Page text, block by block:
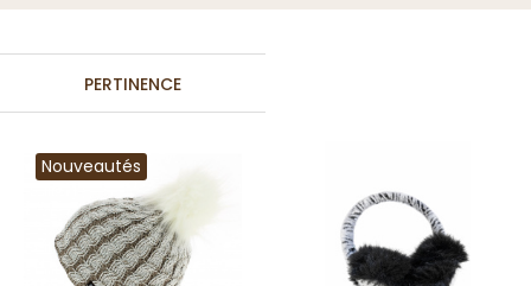
Collection de bonnet blanc
PERTINENCE
Nouveautés